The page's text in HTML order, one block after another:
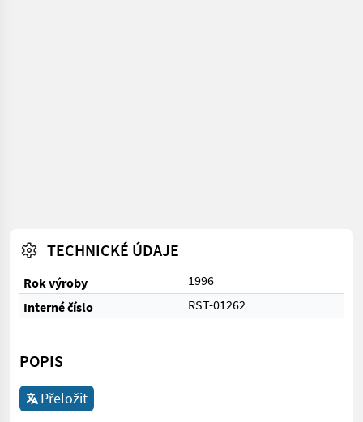
TECHNICKÉ ÚDAJE
Rok výroby
1996
Interné číslo
RST-01262
POPIS
Přeložit